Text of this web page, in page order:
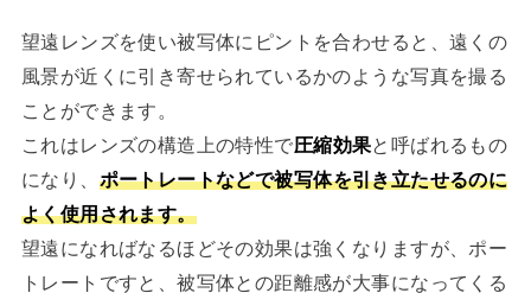
望遠レンズを使い被写体にピントを合わせると、遠くの
風景が近くに引き寄せられているかのような写真を撮る
ことができます。
これはレンズの構造上の特性で圧縮効果と呼ばれるもの
になり、 ポートレートなどで被写体を引き立たせるのに
よく使用されます。
望遠になればなるほどその効果は強くなりますが、ポー
トレートですと、被写体との距離感が大事になってくる